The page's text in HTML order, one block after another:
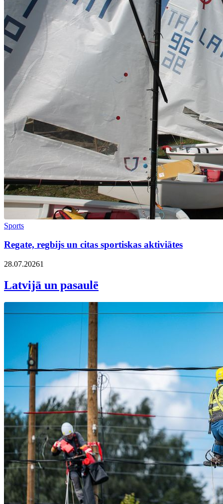
Sports
Regate, regbijs un citas sportiskas aktiviātes
28.07.20261
Latvijā un pasaulē